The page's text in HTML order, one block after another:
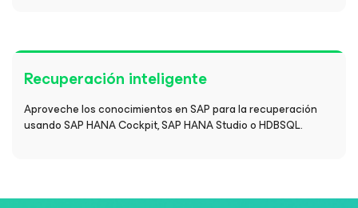
Recuperación inteligente
Aproveche los conocimientos en SAP para la recuperación
usando SAP HANA Cockpit, SAP HANA Studio o HDBSQL.